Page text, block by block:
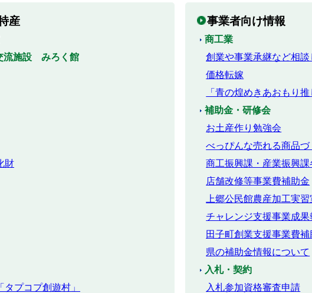
産
流施設 みろく館
財
プコプ創遊村」
事業者向け情報
商工業
創業や事業承継など相
価格転嫁
「青の煌めきあおもり
補助金・研修会
お土産作り勉強会
べっぴんな売れる商品
商工振興課・産業振興
店舗改修等事業費補助金
上郷公民館農産加工実
チャレンジ支援事業成果
田子町創業支援事業費補
県の補助金情報について
入札・契約
入札参加資格審査申請